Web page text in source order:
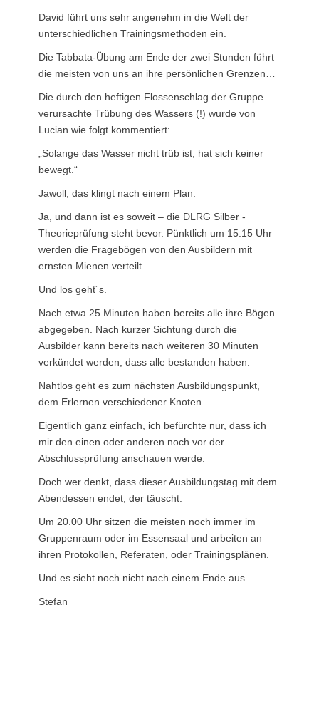
David führt uns sehr angenehm in die Welt der
unterschiedlichen Trainingsmethoden ein.
Die Tabbata-Übung am Ende der zwei Stunden führt
die meisten von uns an ihre persönlichen Grenzen…
Die durch den heftigen Flossenschlag der Gruppe
verursachte Trübung des Wassers (!) wurde von
Lucian wie folgt kommentiert:
„Solange das Wasser nicht trüb ist, hat sich keiner
bewegt.“
Jawoll, das klingt nach einem Plan.
Ja, und dann ist es soweit – die DLRG Silber -
Theorieprüfung steht bevor. Pünktlich um 15.15 Uhr
werden die Fragebögen von den Ausbildern mit
ernsten Mienen verteilt.
Und los geht´s.
Nach etwa 25 Minuten haben bereits alle ihre Bögen
abgegeben. Nach kurzer Sichtung durch die
Ausbilder kann bereits nach weiteren 30 Minuten
verkündet werden, dass alle bestanden haben.
Nahtlos geht es zum nächsten Ausbildungspunkt,
dem Erlernen verschiedener Knoten.
Eigentlich ganz einfach, ich befürchte nur, dass ich
mir den einen oder anderen noch vor der
Abschlussprüfung anschauen werde.
Doch wer denkt, dass dieser Ausbildungstag mit dem
Abendessen endet, der täuscht.
Um 20.00 Uhr sitzen die meisten noch immer im
Gruppenraum oder im Essensaal und arbeiten an
ihren Protokollen, Referaten, oder Trainingsplänen.
Und es sieht noch nicht nach einem Ende aus…
Stefan